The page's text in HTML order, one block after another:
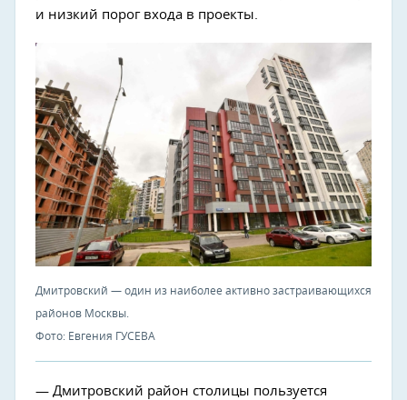
и низкий порог входа в проекты.
Дмитровский — один из наиболее активно застраивающихся
районов Москвы.
Фото: Евгения ГУСЕВА
— Дмитровский район столицы пользуется